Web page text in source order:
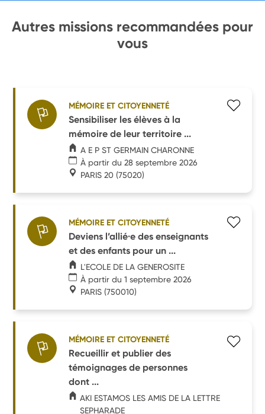
Autres missions recommandées pour
vous
MÉMOIRE ET CITOYENNETÉ
Sensibiliser les élèves à la
mémoire de leur territoire ...
A E P ST GERMAIN CHARONNE
À partir du 28 septembre 2026
PARIS 20 (75020)
MÉMOIRE ET CITOYENNETÉ
Deviens l’allié·e des enseignants
et des enfants pour un ...
L'ECOLE DE LA GENEROSITE
À partir du 1 septembre 2026
PARIS (750010)
MÉMOIRE ET CITOYENNETÉ
Recueillir et publier des
témoignages de personnes
dont ...
AKI ESTAMOS LES AMIS DE LA LETTRE
SEPHARADE